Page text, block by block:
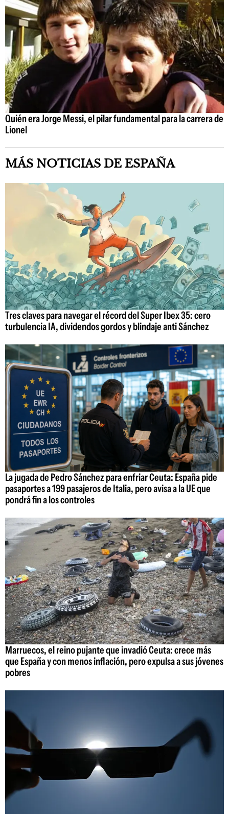
Quién era Jorge Messi, el pilar fundamental para la carrera de
Lionel
MÁS NOTICIAS DE ESPAÑA
Tres claves para navegar el récord del Super Ibex 35: cero
turbulencia IA, dividendos gordos y blindaje anti Sánchez
La jugada de Pedro Sánchez para enfriar Ceuta: España pide
pasaportes a 199 pasajeros de Italia, pero avisa a la UE que
pondrá fin a los controles
Marruecos, el reino pujante que invadió Ceuta: crece más
que España y con menos inflación, pero expulsa a sus jóvenes
pobres